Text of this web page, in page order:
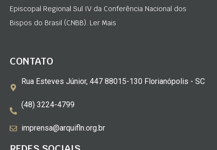
Episcopal Regional Sul IV da Conferência Nacional dos
Bispos do Brasil (CNBB). Ler Mais
CONTATO
Rua Esteves Júnior, 447 88015-130 Florianópolis - SC
(48) 3224-4799
imprensa@arquifln.org.br